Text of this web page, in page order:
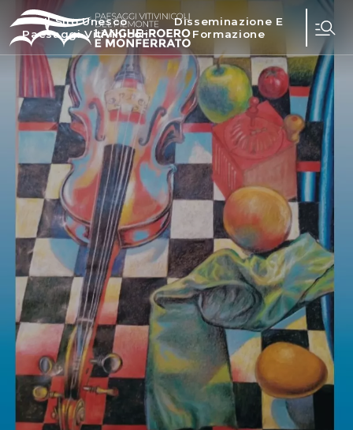
Il Sito Unesco
Paesaggi Vitivinicoli
Disseminazione E
Formazione